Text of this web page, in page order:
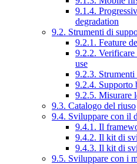
9.1.4.
degradation
9.2. Strumenti di
9.2.1. Feature
9.2.2.
use
9.2.3. Strumenti
9.2.4. Supporto
9.2.5. Misurare
9.3. Catalogo del riuso
9.4. Sviluppare con il
9.4.1. Il
9.4.2. Il kit di
9.4.3. Il kit di
9.5. Sviluppare con i